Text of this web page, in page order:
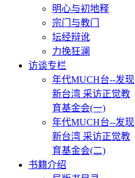
明心与初地释
宗门与教门
坛经辩讹
力挽狂澜
访谈专栏
年代MUCH台--发现
新台湾 采访正觉教
育基金会(一)
年代MUCH台--发现
新台湾 采访正觉教
育基金会(二)
书籍介绍